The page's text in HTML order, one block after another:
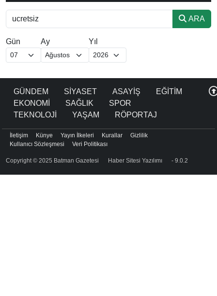
ARA
Gün Ay Yıl
GÜNDEM SİYASET ASAYİŞ
EĞİTİM
EKONOMİ
SAĞLIK
SPOR
TEKNOLOJİ
YAŞAM RÖPORTAJ
Copyright © 2025 Batman Gazetesi Haber Sitesi Yazılımı - 9.0.2
İletişim Künye Yayın İlkeleri Kurallar
Gizlilik
Kullanıcı Sözleşmesi
Veri Politikası